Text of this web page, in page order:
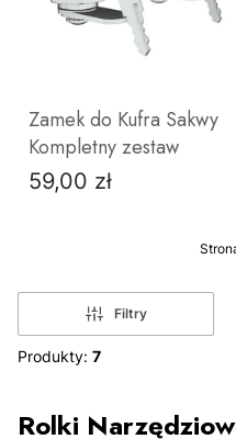
ZOBACZ PRODUKT
ćwiekami
Zamek do Kufra Sakwy
Kompletny zestaw
Cena
59,00 zł
Filtry
Produkty: 7
Rolki